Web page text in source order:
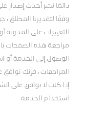
دائمًا نشر أحدث إصدار
وفقًا لتقديرنا المطلق
التغييرات على
مراجعة هذه الصفحات
الوصول إلى الخدمة أو
المراجعات ، فإنك توافق
إذا كنت لا توافق على
استخدام الخدمة.